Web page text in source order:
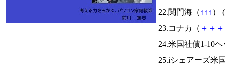
22.関門海（ ↑ ↑ ↑ ） (
23.コナカ（ ＋ ＋ ＋
24.米国社債1-10
25.iシェアーズ米